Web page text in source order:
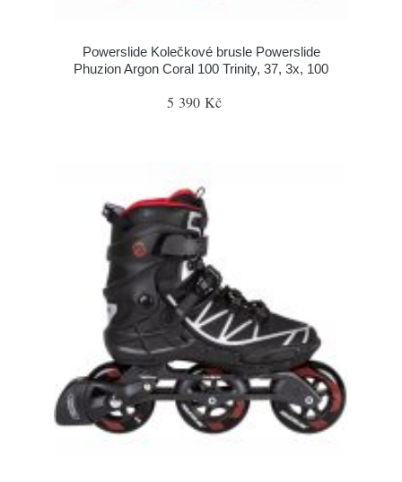
Powerslide Kolečkové brusle Powerslide
Phuzion Argon Coral 100 Trinity, 37, 3x, 100
5 390 Kč